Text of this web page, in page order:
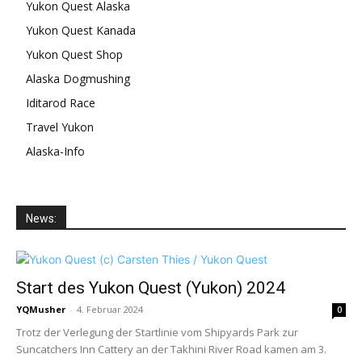
Yukon Quest Alaska
Yukon Quest Kanada
Yukon Quest Shop
Alaska Dogmushing
Iditarod Race
Travel Yukon
Alaska-Info
News:
Start des Yukon Quest (Yukon) 2024
YQMusher - 4. Februar 2024 0
Trotz der Verlegung der Startlinie vom Shipyards Park zur
Suncatchers Inn Cattery an der Takhini River Road kamen am 3.